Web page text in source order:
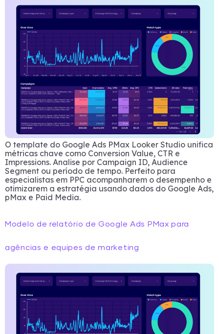
O template do Google Ads PMax Looker Studio unifica
métricas chave como Conversion Value, CTR e
Impressions. Analise por Campaign ID, Audience
Segment ou período de tempo. Perfeito para
especialistas em PPC acompanharem o desempenho e
otimizarem a estratégia usando dados do Google Ads,
pMax e Paid Media.
Modelo de relatório de Google Ads PMax para
agências e equipes de marketing